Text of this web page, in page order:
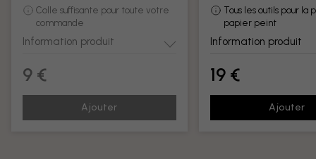
Colle suffisante pour toute votre
commande
Information produit
9 €
Ajouter
Tous les outils pour la
papier peint
Information produit
19 €
Ajouter